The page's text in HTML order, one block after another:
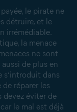
le pirate ne
détruire, et le
irrémédiable.
la menace
ne sont
de plus en
s’introduit dans
réparer les
devez éviter de
le mal est déjà